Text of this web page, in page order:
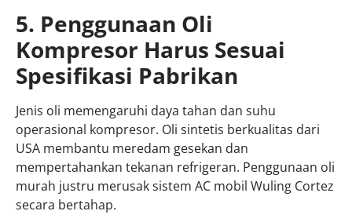
5. Penggunaan Oli
Kompresor Harus Sesuai
Spesifikasi Pabrikan
Jenis oli memengaruhi daya tahan dan suhu
operasional kompresor. Oli sintetis berkualitas dari
USA membantu meredam gesekan dan
mempertahankan tekanan refrigeran. Penggunaan oli
murah justru merusak sistem AC mobil Wuling Cortez
secara bertahap.